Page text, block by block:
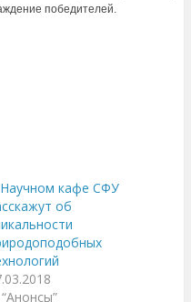
победителей.
кафе СФУ
об